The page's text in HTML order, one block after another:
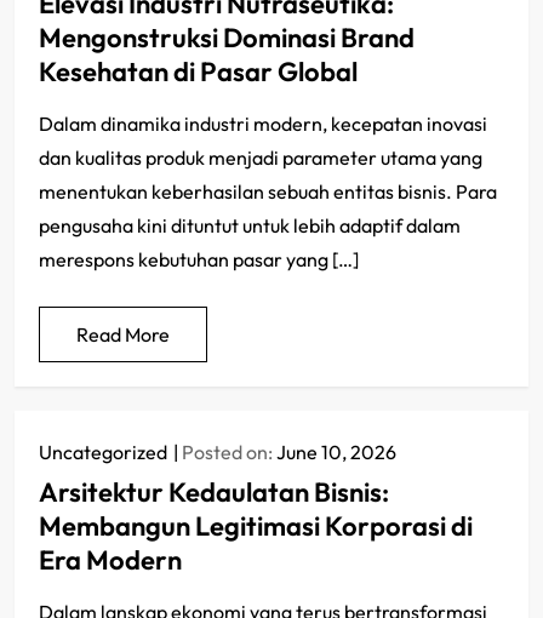
Mengonstruksi Dominasi Brand
Kesehatan di Pasar Global
Dalam dinamika industri modern, kecepatan inovasi
dan kualitas produk menjadi parameter utama yang
menentukan keberhasilan sebuah entitas bisnis. Para
pengusaha kini dituntut untuk lebih adaptif dalam
merespons kebutuhan pasar yang […]
Read More
Uncategorized Posted on: June 10, 2026
Arsitektur Kedaulatan Bisnis:
Membangun Legitimasi Korporasi di
Era Modern
Dalam lanskap ekonomi yang terus bertransformasi